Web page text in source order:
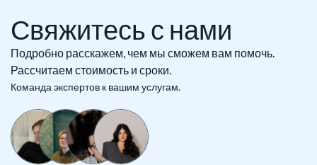
Свяжитесь с нами
Подробно расскажем, чем мы сможем вам помочь.
Рассчитаем стоимость и сроки.
Команда экспертов к вашим услугам.